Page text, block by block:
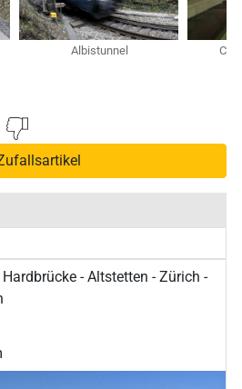
Albistunnel
- Altstetten - Zürich -